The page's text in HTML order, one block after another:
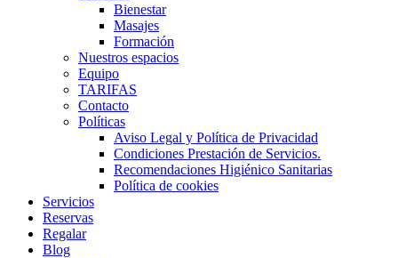
Bienestar
Masajes
Formación
Nuestros espacios
Equipo
TARIFAS
Contacto
Políticas
Aviso Legal y Política de Privacidad
Condiciones Prestación de Servicios.
Recomendaciones Higiénico Sanitarias
Política de cookies
Servicios
Reservas
Regalar
Blog